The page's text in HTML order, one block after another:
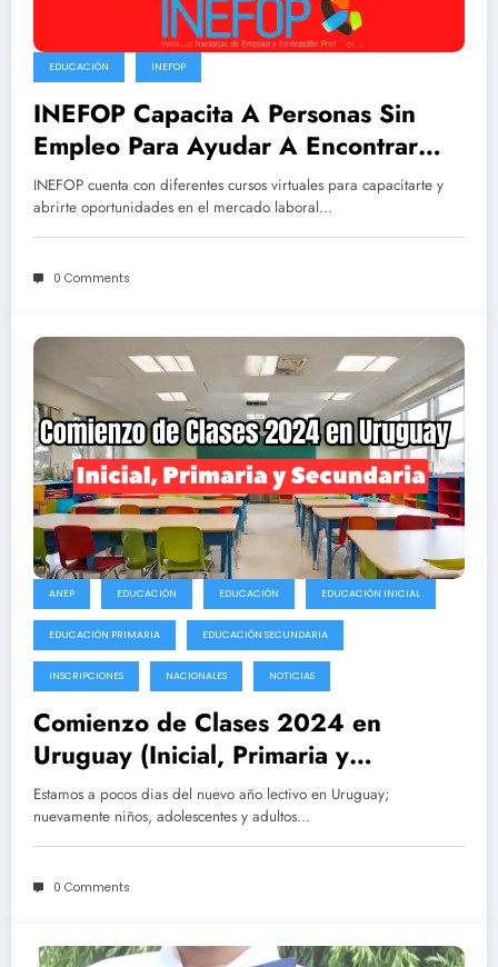
EDUCACIÓN INEFOP
INEFOP Capacita A Personas Sin
Empleo Para Ayudar A Encontrar
Oportunidades Laborales
INEFOP cuenta con diferentes cursos virtuales para capacitarte y
abrirte oportunidades en el mercado laboral…
0 Comments
ANEP EDUCACIÓN EDUCACIÓN EDUCACIÓN INICIAL
EDUCACIÓN PRIMARIA EDUCACIÓN SECUNDARIA
INSCRIPCIONES NACIONALES NOTICIAS
Comienzo de Clases 2024 en
Uruguay (Inicial, Primaria y
Secundaria)
Estamos a pocos dias del nuevo año lectivo en Uruguay;
nuevamente niños, adolescentes y adultos…
0 Comments